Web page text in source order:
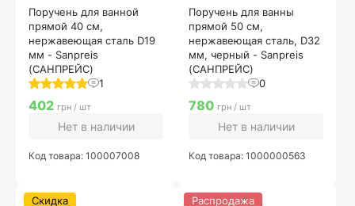
Поручень для ванной
прямой 40 см,
нержавеющая сталь D19
мм - Sanpreis
(САНПРЕЙС)
1
402 грн / шт
Нет в наличии
Код товара: 100007008
Поручень для ванны
прямой 50 см,
нержавеющая сталь, D32
мм, черный - Sanpreis
(САНПРЕЙС)
0
780 грн / шт
Нет в наличии
Код товара: 1000000563
Скидка Распродажа